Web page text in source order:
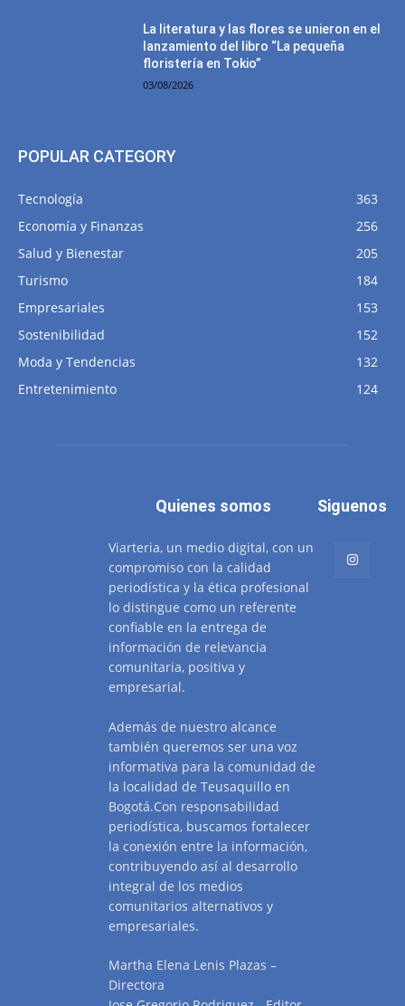
La literatura y las flores se unieron en el
lanzamiento del libro “La pequeña
floristería en Tokio”
03/08/2026
POPULAR CATEGORY
Tecnología
363
Economía y Finanzas
256
Salud y Bienestar
205
Turismo
184
Empresariales
153
Sostenibilidad
152
Moda y Tendencias
132
Entretenimiento
124
Quienes somos
Viarteria, un medio digital, con un
compromiso con la calidad
periodística y la ética profesional
lo distingue como un referente
confiable en la entrega de
información de relevancia
comunitaria, positiva y
empresarial.
Además de nuestro alcance
también queremos ser una voz
informativa para la comunidad de
la localidad de Teusaquillo en
Bogotá.Con responsabilidad
periodística, buscamos fortalecer
la conexión entre la información,
contribuyendo así al desarrollo
integral de los medios
comunitarios alternativos y
empresariales.
Martha Elena Lenis Plazas –
Directora
Siguenos